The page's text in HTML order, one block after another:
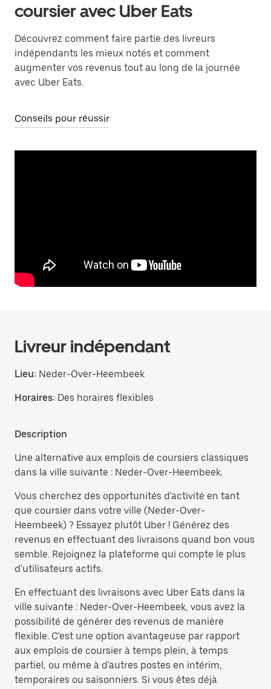
coursier avec Uber Eats
Découvrez comment faire partie des livreurs
indépendants les mieux notés et comment
augmenter vos revenus tout au long de la journée
avec Uber Eats.
Conseils pour réussir
Livreur indépendant
Lieu: Neder-Over-Heembeek
Horaires: Des horaires flexibles
Description
Une alternative aux emplois de coursiers classiques
dans la ville suivante : Neder-Over-Heembeek.
Vous cherchez des opportunités d'activité en tant
que coursier dans votre ville (Neder-Over-
Heembeek) ? Essayez plutôt Uber ! Générez des
revenus en effectuant des livraisons quand bon vous
semble. Rejoignez la plateforme qui compte le plus
d'utilisateurs actifs.
En effectuant des livraisons avec Uber Eats dans la
ville suivante : Neder-Over-Heembeek, vous avez la
possibilité de générer des revenus de manière
flexible. C'est une option avantageuse par rapport
aux emplois de coursier à temps plein, à temps
partiel, ou même à d'autres postes en intérim,
temporaires ou saisonniers. Si vous êtes déjà